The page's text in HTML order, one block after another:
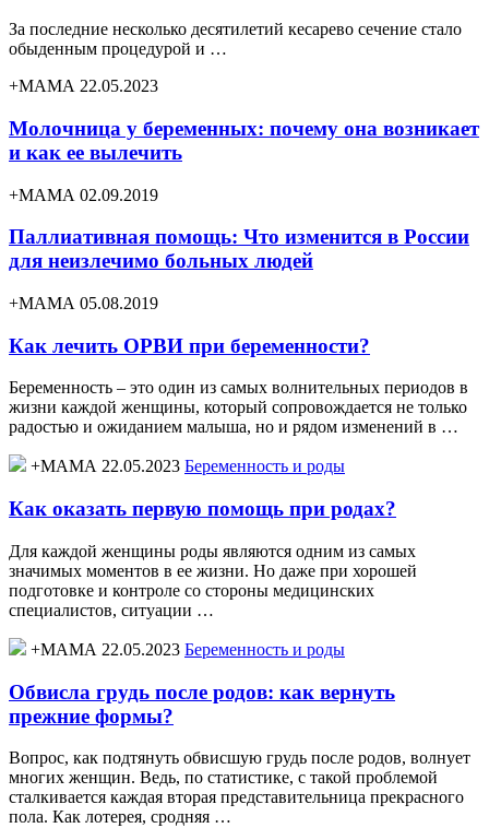
За последние несколько десятилетий кесарево сечение стало
обыденным процедурой и …
+МАМА 22.05.2023
Молочница у беременных: почему она возникает
и как ее вылечить
+МАМА 02.09.2019
Паллиативная помощь: Что изменится в России
для неизлечимо больных людей
+МАМА 05.08.2019
Как лечить ОРВИ при беременности?
Беременность – это один из самых волнительных периодов в
жизни каждой женщины, который сопровождается не только
радостью и ожиданием малыша, но и рядом изменений в …
+МАМА 22.05.2023 Беременность и роды
Как оказать первую помощь при родах?
Для каждой женщины роды являются одним из самых
значимых моментов в ее жизни. Но даже при хорошей
подготовке и контроле со стороны медицинских
специалистов, ситуации …
+МАМА 22.05.2023 Беременность и роды
Обвисла грудь после родов: как вернуть
прежние формы?
Вопрос, как подтянуть обвисшую грудь после родов, волнует
многих женщин. Ведь, по статистике, с такой проблемой
сталкивается каждая вторая представительница прекрасного
пола. Как лотерея, сродняя …